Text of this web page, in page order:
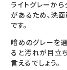
ライトグレーか
があるため、洗
です。
暗めのグレーを
ると汚れが目立
言えるでしょう。